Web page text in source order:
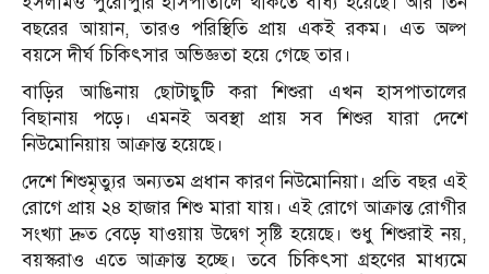
বছরের আয়ান, তারও পরিস্থিতি প্রায় একই রকম। এত অল্প
বয়সে দীর্ঘ চিকিৎসার অভিজ্ঞতা হয়ে গেছে তার।
বাড়ির আঙিনায় ছোটাছুটি করা শিশুরা এখন হাসপাতালের
বিছানায় পড়ে। এমনই অবস্থা প্রায় সব শিশুর যারা দেশে
নিউমোনিয়ায় আক্রান্ত হয়েছে।
দেশে শিশুমৃত্যুর অন্যতম প্রধান কারণ নিউমোনিয়া। প্রতি বছর এই
রোগে প্রায় ২৪ হাজার শিশু মারা যায়। এই রোগে আক্রান্ত রোগীর
সংখ্যা দ্রুত বেড়ে যাওয়ায় উদ্বেগ সৃষ্টি হয়েছে। শুধু শিশুরাই নয়,
বয়স্করাও এতে আক্রান্ত হচ্ছে। তবে চিকিৎসা গ্রহণের মাধ্যমে